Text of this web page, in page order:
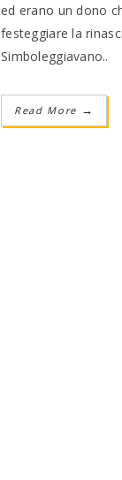
ed erano un dono
festeggiare la
Simboleggiavano..
Read More →